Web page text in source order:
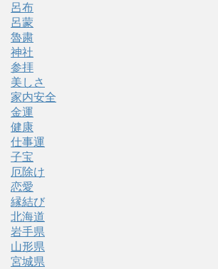
呂布
呂蒙
魯粛
神社
参拝
美しさ
家内安全
金運
健康
仕事運
子宝
厄除け
恋愛
縁結び
北海道
岩手県
山形県
宮城県